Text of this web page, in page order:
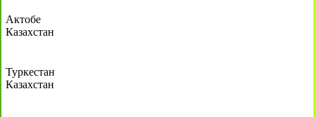
Актобе
Казахстан
Туркестан
Казахстан